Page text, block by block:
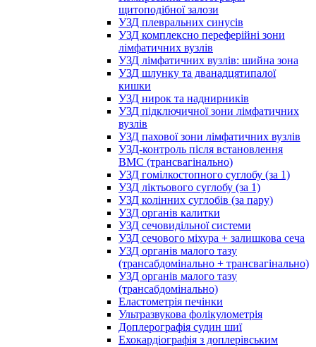
щитоподібної залози
УЗД плевральних синусів
УЗД комплексно переферійні зони
лімфатичних вузлів
УЗД лімфатичних вузлів: шийна зона
УЗД шлунку та дванадцятипалої
кишки
УЗД нирок та наднирників
УЗД підключичної зони лімфатичних
вузлів
УЗД пахової зони лімфатичних вузлів
УЗД-контроль після встановлення
ВМС (трансвагінально)
УЗД гомілкостопного суглобу (за 1)
УЗД ліктьового суглобу (за 1)
УЗД колінних суглобів (за пару)
УЗД органів калитки
УЗД сечовидільної системи
УЗД сечового міхура + залишкова сеча
УЗД органів малого тазу
(трансабдомінально + трансвагінально)
УЗД органів малого тазу
(трансабдомінально)
Еластометрія печінки
Ультразвукова фолікулометрія
Доплерографія судин шиї
Ехокардіографія з доплерівським